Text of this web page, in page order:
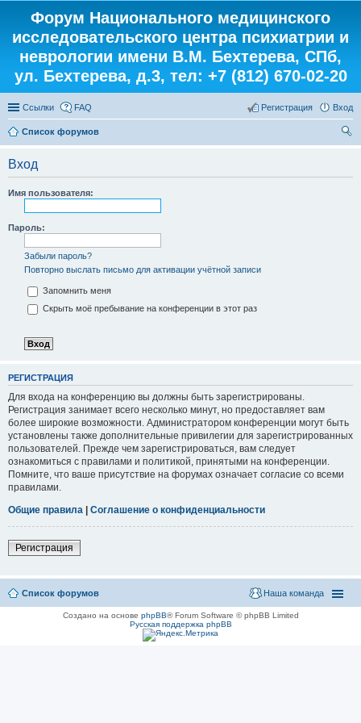
Форум Национального медицинского
исследовательского центра психиатрии и
неврологии имени В.М. Бехтерева, СПб,
ул. Бехтерева, д.3, тел: +7 (812) 670-02-20
Ссылки FAQ Вход
Регистрация
Список форумов
Вход
Имя пользователя:
Пароль:
Забыли пароль?
Повторно выслать письмо для активации учётной записи
Запомнить меня
Скрыть моё пребывание на конференции в этот раз
РЕГИСТРАЦИЯ
Для входа на конференцию вы должны быть зарегистрированы.
Регистрация занимает всего несколько минут, но предоставляет вам
более широкие возможности. Администратором конференции могут быть
установлены также дополнительные привилегии для зарегистрированных
пользователей. Прежде чем зарегистрироваться, вам следует
ознакомиться с правилами и политикой, принятыми на конференции.
Помните, что ваше присутствие на форумах означает согласие со всеми
правилами.
Общие правила | Соглашение о конфиденциальности
Регистрация
Список форумов Наша команда
Создано на основе phpBB® Forum Software © phpBB Limited
Русская поддержка phpBB